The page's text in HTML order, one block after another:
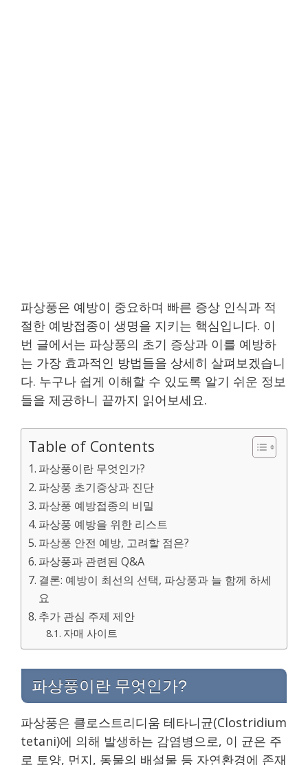
파상풍은 예방이 중요하며 빠른 증상 인식과 적
절한 예방접종이 생명을 지키는 핵심입니다. 이
번 글에서는 파상풍의 초기 증상과 이를 예방하
는 가장 효과적인 방법들을 상세히 살펴보겠습니
다. 누구나 쉽게 이해할 수 있도록 알기 쉬운 정보
들을 제공하니 끝까지 읽어보세요.
Table of Contents
파상풍이란 무엇인가?
파상풍 초기증상과 진단
파상풍 예방접종의 비밀
파상풍 예방을 위한 리스트
파상풍 안전 예방, 고려할 점은?
파상풍과 관련된 Q&A
결론: 예방이 최선의 선택, 파상풍과 늘 함께 하세
요
추가 관심 주제 제안
자매 사이트
파상풍이란 무엇인가?
파상풍은 클로스트리디움 테타니균(Clostridium
tetani)에 의해 발생하는 감염병으로, 이 균은 주
로 토양, 먼지, 동물의 배설물 등 자연환경에 존재